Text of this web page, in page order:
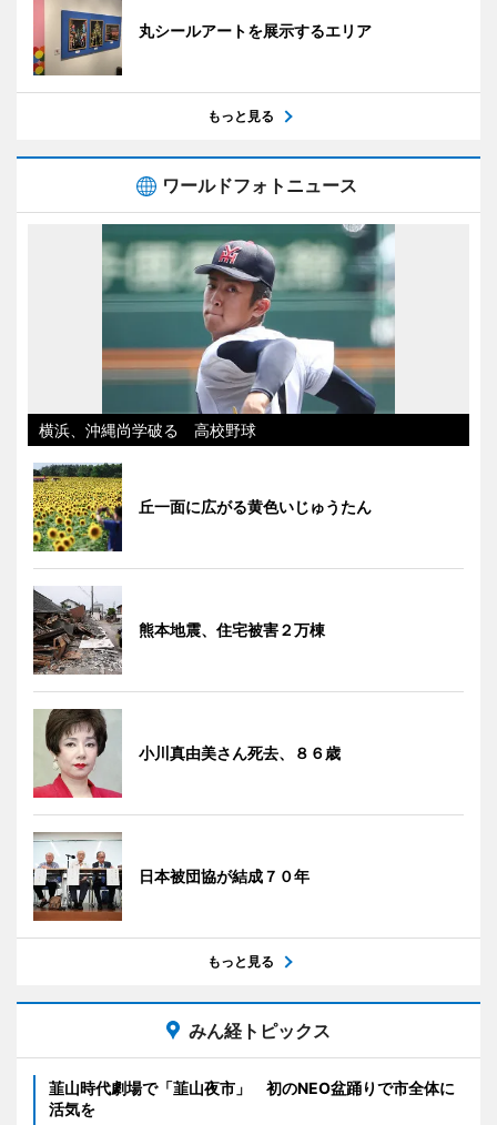
丸シールアートを展示するエリア
もっと見る
ワールドフォトニュース
横浜、沖縄尚学破る 高校野球
丘一面に広がる黄色いじゅうたん
熊本地震、住宅被害２万棟
小川真由美さん死去、８６歳
日本被団協が結成７０年
もっと見る
みん経トピックス
韮山時代劇場で「韮山夜市」 初のNEO盆踊りで市全体に
活気を